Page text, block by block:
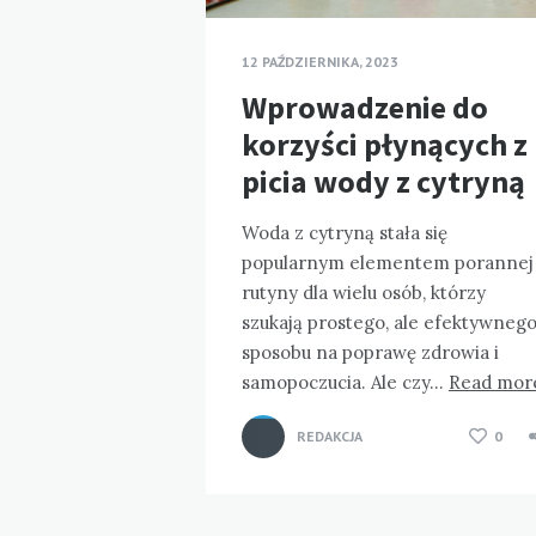
12 PAŹDZIERNIKA, 2023
Wprowadzenie do
korzyści płynących z
picia wody z cytryną
Woda z cytryną stała się
popularnym elementem porannej
rutyny dla wielu osób, którzy
szukają prostego, ale efektywnego
sposobu na poprawę zdrowia i
samopoczucia. Ale czy… Read
REDAKCJA 0